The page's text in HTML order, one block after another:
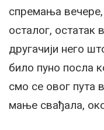
спремања
осталог, остатак
другачији него
било пуно посла
смо се овог пута
мање свађала,